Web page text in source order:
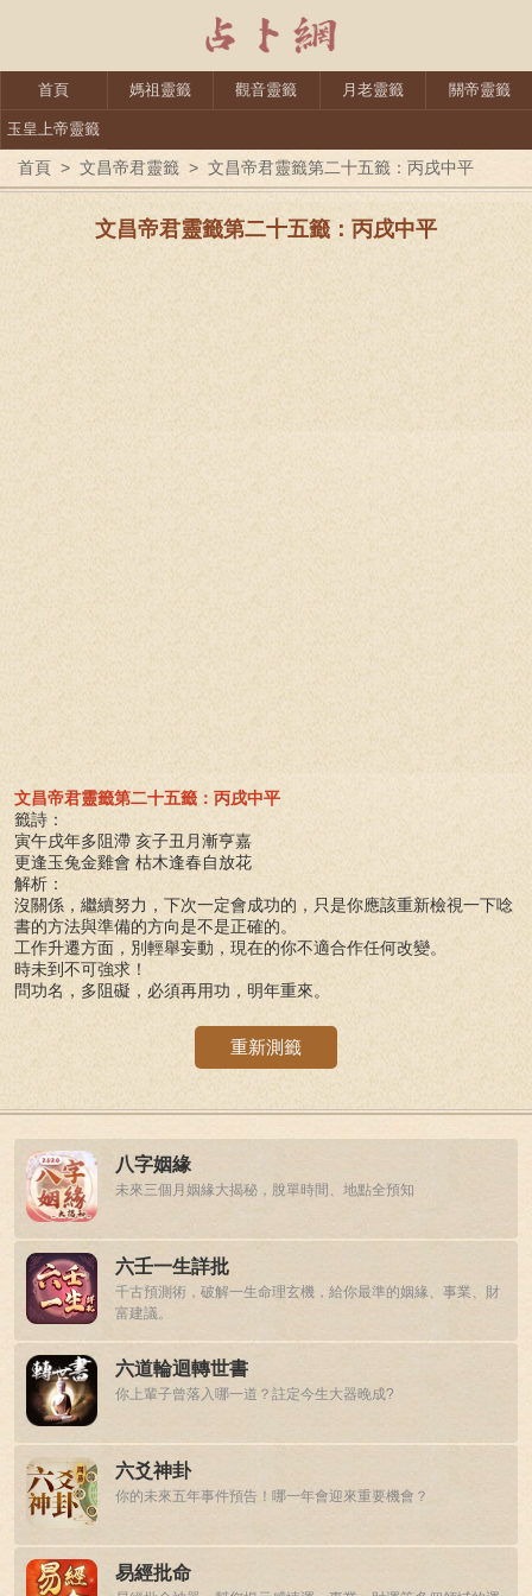
首頁 媽祖靈籤 觀音靈籤 月老靈籤 關帝靈籤
玉皇上帝靈籤
首頁 > 文昌帝君靈籤 > 文昌帝君靈籤第二十五籤：丙戌中平
文昌帝君靈籤第二十五籤：丙戌中平
文昌帝君靈籤第二十五籤：丙戌中平
籤詩：
寅午戌年多阻滯 亥子丑月漸亨嘉
更逢玉兔金雞會 枯木逢春自放花
解析：
沒關係，繼續努力，下次一定會成功的，只是你應該重新檢視一下唸
書的方法與準備的方向是不是正確的。
工作升遷方面，別輕舉妄動，現在的你不適合作任何改變。
時未到不可強求！
問功名，多阻礙，必須再用功，明年重來。
重新測籤
八字姻緣
未來三個月姻緣大揭秘，脫單時間、地點全預知
六壬一生詳批
千古預測術，破解一生命理玄機，給你最準的姻緣、事業、財
富建議。
六道輪迴轉世書
你上輩子曾落入哪一道？註定今生大器晚成?
六爻神卦
你的未來五年事件預告！哪一年會迎來重要機會？
易經批命